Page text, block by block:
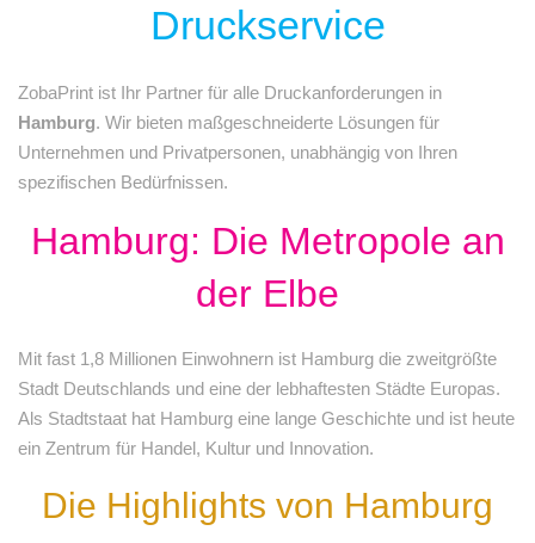
Druckservice
ZobaPrint ist Ihr Partner für alle Druckanforderungen in
Hamburg. Wir bieten maßgeschneiderte Lösungen für
Unternehmen und Privatpersonen, unabhängig von Ihren
spezifischen Bedürfnissen.
Hamburg: Die Metropole an
der Elbe
Mit fast 1,8 Millionen Einwohnern ist Hamburg die zweitgrößte
Stadt Deutschlands und eine der lebhaftesten Städte Europas.
Als Stadtstaat hat Hamburg eine lange Geschichte und ist heute
ein Zentrum für Handel, Kultur und Innovation.
Die Highlights von Hamburg